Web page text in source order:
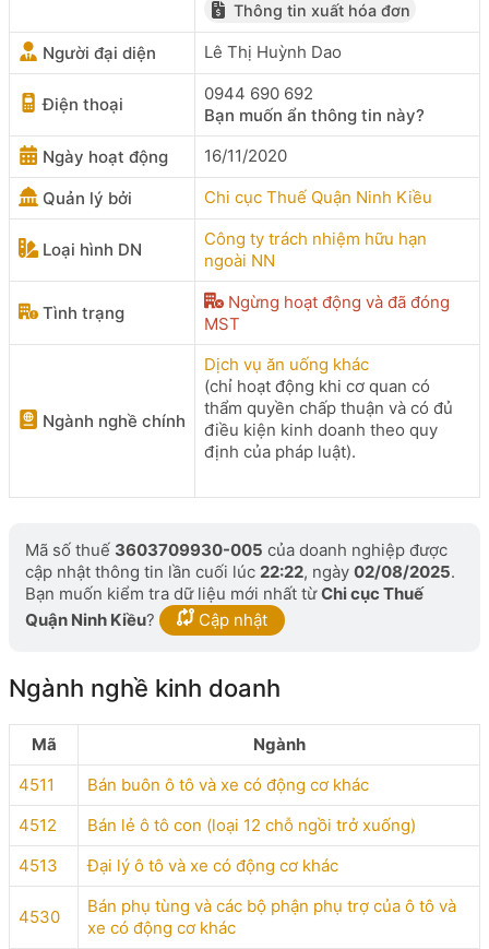
Thông tin xuất hóa đơn
Người đại diện Lê Thị Huỳnh Dao
Điện thoại
0944 690 692
Bạn muốn ẩn thông tin này?
Ngày hoạt động
16/11/2020
Quản lý bởi Chi cục Thuế Quận Ninh Kiều
Loại hình DN
Công ty trách nhiệm hữu hạn
ngoài NN
Tình trạng
Ngừng hoạt động và đã đóng
MST
Ngành nghề chính
Dịch vụ ăn uống khác
(chỉ hoạt động khi cơ quan có
thẩm quyền chấp thuận và có đủ
điều kiện kinh doanh theo quy
định của pháp luật).
Mã số thuế 3603709930-005 của doanh nghiệp được
cập nhật thông tin lần cuối lúc 22:22, ngày 02/08/2025.
Bạn muốn kiểm tra dữ liệu mới nhất từChi cục Thuế
Quận Ninh Kiều? Cập nhật
Ngành nghề kinh doanh
Mã
Ngành
4511
Bán buôn ô tô và xe có động cơ khác
4512
Bán lẻ ô tô con (loại 12 chỗ ngồi trở xuống)
4513
Đại lý ô tô và xe có động cơ khác
4530
Bán phụ tùng và các bộ phận phụ trợ của ô tô và
xe có động cơ khác